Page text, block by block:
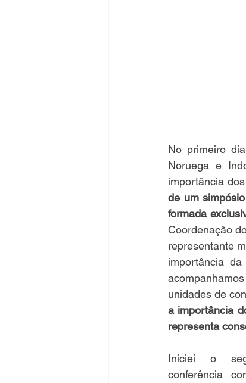
No primeiro
Noruega e
importância
de um
formada
Coordenação
representante
importância
unidades de
a importância
representa
Iniciei o
conferência